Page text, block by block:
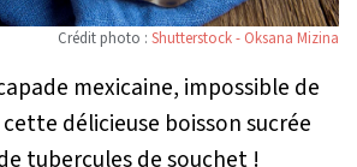
Crédit photo : Shutterstock - Oksana Mizina
mexicaine, impossible de
délicieuse boisson sucrée
tubercules de souchet !